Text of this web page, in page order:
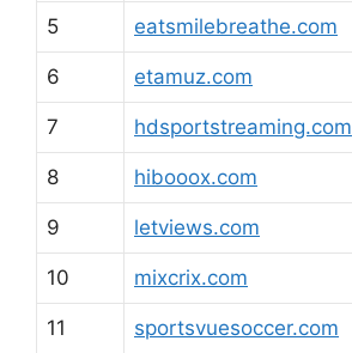
5 eatsmilebreathe.com
6 etamuz.com
7 hdsportstreaming.com
8 hibooox.com
9 letviews.com
10 mixcrix.com
11 sportsvuesoccer.com